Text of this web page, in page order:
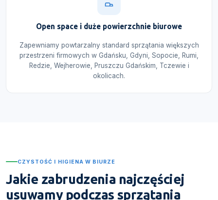
Open space i duże powierzchnie biurowe
Zapewniamy powtarzalny standard sprzątania większych
przestrzeni firmowych w Gdańsku, Gdyni, Sopocie, Rumi,
Redzie, Wejherowie, Pruszczu Gdańskim, Tczewie i
okolicach.
CZYSTOŚĆ I HIGIENA W BIURZE
Jakie zabrudzenia najczęściej
usuwamy podczas sprzątania